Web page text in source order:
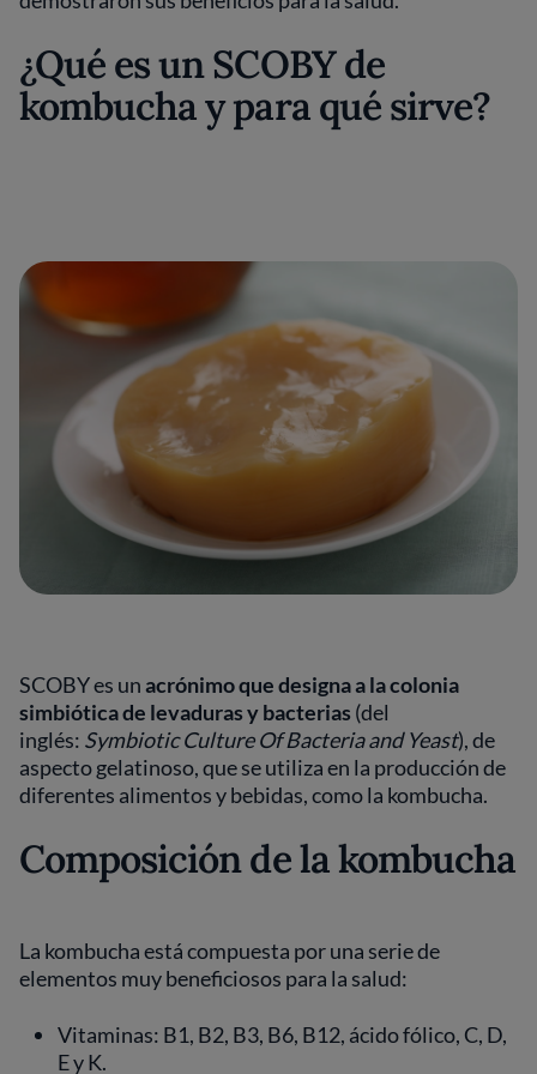
¿Qué es un SCOBY de
kombucha y para qué sirve?
SCOBY es unacrónimo que designa a la colonia
simbiótica de levaduras y bacterias (del
inglés: Symbiotic Culture Of Bacteria and Yeast), de
aspecto gelatinoso, que se utiliza en la producción de
diferentes alimentos y bebidas, como la kombucha.
Composición de la kombucha
La kombucha está compuesta por una serie de
elementos muy beneficiosos para la salud:
Vitaminas: B1, B2, B3, B6, B12, ácido fólico, C, D,
E y K.